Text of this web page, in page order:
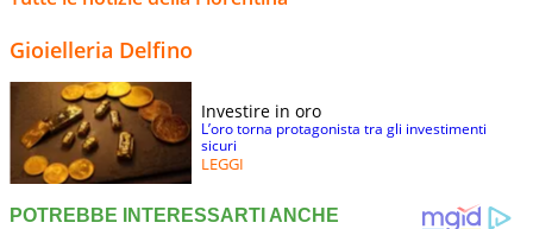
Gioielleria Delfino
Investire in oro
L’oro torna protagonista tra gli investimenti
sicuri
LEGGI